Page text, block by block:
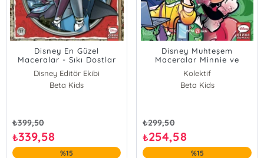
Disney En Güzel
Maceralar - Sıkı Dostlar
Disney Editör Ekibi
Beta Kids
₺399,50
₺339,58
%15
Disney Muhteşem
Maceralar Minnie ve
Daisy Casus Gücü
Kolektif
Beta Kids
₺299,50
₺254,58
%15